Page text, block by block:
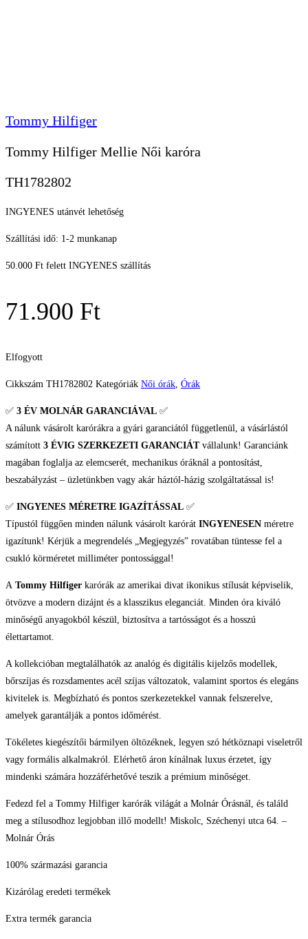
Tommy Hilfiger
Tommy Hilfiger Mellie Női karóra
TH1782802
INGYENES utánvét lehetőség
Szállítási idő: 1-2 munkanap
50.000 Ft felett INGYENES szállítás
71.900 Ft
Elfogyott
Cikkszám TH1782802 Kategóriák Női órák, Órák
✅ 3 ÉV MOLNÁR GARANCIÁVAL ✅
A nálunk vásárolt karórákra a gyári garanciától függetlenül, a vásárlástól
számított 3 ÉVIG SZERKEZETI GARANCIÁTvállalunk! Garanciánk
magában foglalja az elemcserét, mechanikus óráknál a pontosítást,
beszabályzást – üzletünkben vagy akár háztól-házig szolgáltatással is!
✅ INGYENES MÉRETRE IGAZÍTÁSSAL ✅
Típustól függően minden nálunk vásárolt karórát INGYENESEN méretre
igazítunk! Kérjük a megrendelés „Megjegyzés” rovatában tüntesse fel a
csukló körméretet milliméter pontossággal!
A Tommy Hilfiger karórák az amerikai divat ikonikus stílusát képviselik,
ötvözve a modern dizájnt és a klasszikus eleganciát. Minden óra kiváló
minőségű anyagokból készül, biztosítva a tartósságot és a hosszú
élettartamot.
A kollekcióban megtalálhatók az analóg és digitális kijelzős modellek,
bőrszíjas és rozsdamentes acél szíjas változatok, valamint sportos és elegáns
kivitelek is. Megbízható és pontos szerkezetekkel vannak felszerelve,
amelyek garantálják a pontos időmérést.
Tökéletes kiegészítői bármilyen öltözéknek, legyen szó hétköznapi viseletről
vagy formális alkalmakról. Elérhető áron kínálnak luxus érzetet, így
mindenki számára hozzáférhetővé teszik a prémium minőséget.
Fedezd fel a Tommy Hilfiger karórák világát a Molnár Órásnál, és találd
meg a stílusodhoz legjobban illő modellt! Miskolc, Széchenyi utca 64. –
Molnár Órás
100% származási garancia
Kizárólag eredeti termékek
Extra termék garancia